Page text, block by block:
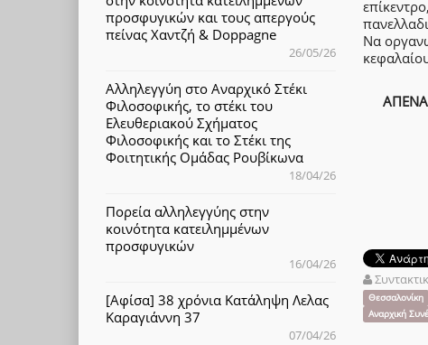
Να
Θεσσαλονίκη
Αναρχική
προσφυγικών και τους απεργούς
πείνας Χαντζή & Doppagne
26/05/26
Αλληλεγγύη στο Αναρχικό Στέκι
Φιλοσοφικής, το στέκι του
Ελευθεριακού Σχήματος
Φιλοσοφικής και το Στέκι της
Φοιτητικής Ομάδας Ρουβίκωνα
18/04/26
Πορεία αλληλεγγύης στην
κοινότητα κατειλημμένων
προσφυγικών
16/04/26
[Αφίσα] 38 χρόνια Κατάληψη Λελας
Καραγιάννη 37
07/04/26